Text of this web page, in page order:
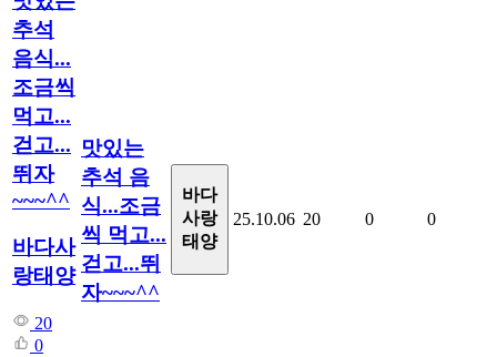
추석
음식...
조금씩
먹고...
걷고...
뛰자
~~~^^
바다사
랑태양
20
0
맛있는
추석 음
식...조금
씩 먹고...
걷고...뛰
자~~~^^
바다
사랑
태양
25.10.06 20 0 0